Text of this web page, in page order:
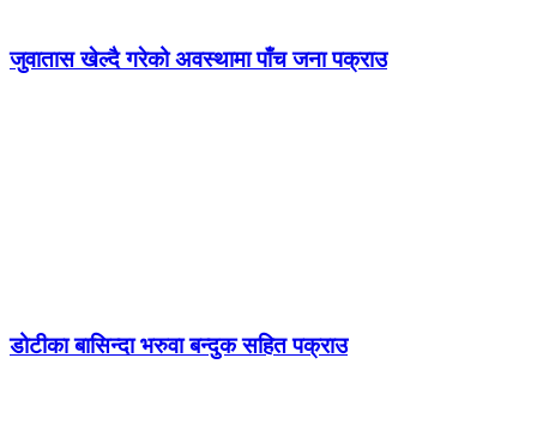
जुवातास खेल्दै गरेको अवस्थामा पाँच जना पक्राउ
डोटीका बासिन्दा भरुवा बन्दुक सहित पक्राउ